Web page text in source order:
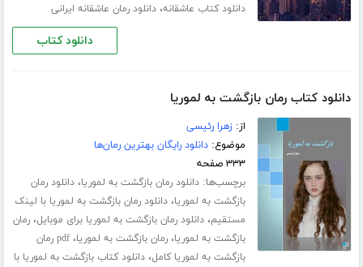
دانلود کتاب عاشقانه،دانلود رمان عاشقانه ایرانی
دانلود کتاب
دانلود کتاب رمان بازگشت به لموریا
از:زهرا رئیسی
موضوع:دانلود رایگان بهترین رمان‌ها
۳۳۳ صفحه
برچسب‌ها:دانلود رمان بازگشت به لموریا،دانلود رمان
بازگشت به لموریا،دانلود رمان بازگشت به لموریا با لینک
مستقیم،دانلود رمان بازگشت به لموریا برای موبایل،رمان
بازگشت به لموریا،رمان بازگشت به لموریا،
pdf رمان
بازگشت به لموریا کامل،دانلود کتاب بازگشت به لموریا با